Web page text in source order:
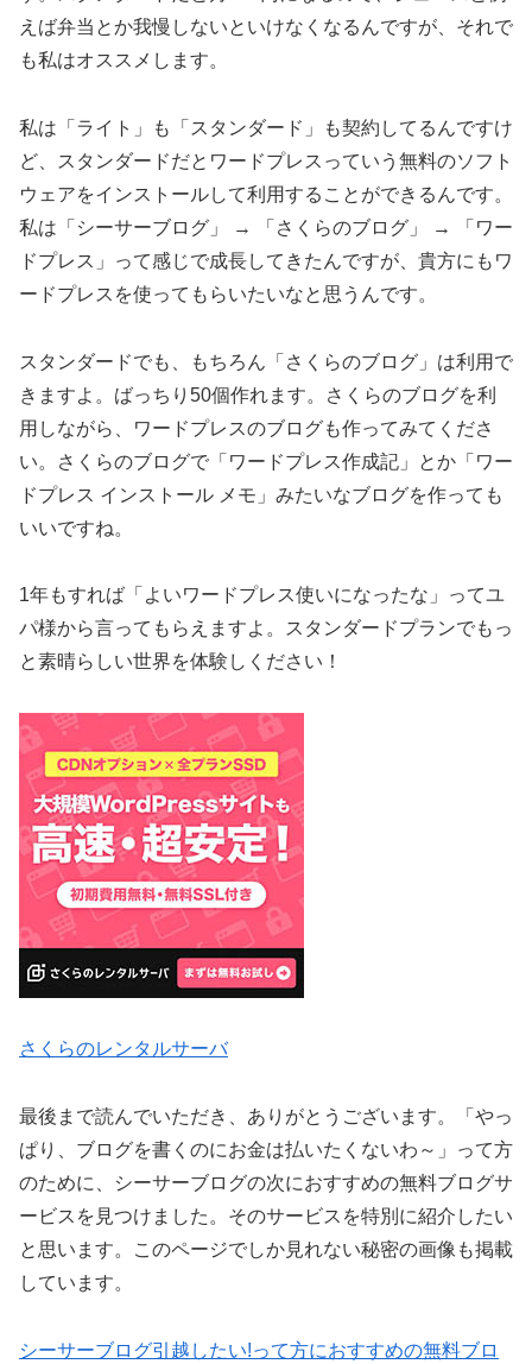
えば弁当とか我慢しないといけなくなるんですが、それで
も私はオススメします。
私は「ライト」も「スタンダード」も契約してるんですけ
ど、スタンダードだとワードプレスっていう無料のソフト
ウェアをインストールして利用することができるんです。
私は「シーサーブログ」 → 「さくらのブログ」 → 「ワー
ドプレス」って感じで成長してきたんですが、貴方にもワ
ードプレスを使ってもらいたいなと思うんです。
スタンダードでも、もちろん「さくらのブログ」は利用で
きますよ。ばっちり50個作れます。さくらのブログを利
用しながら、ワードプレスのブログも作ってみてくださ
い。さくらのブログで「ワードプレス作成記」とか「ワー
ドプレス インストール メモ」みたいなブログを作っても
いいですね。
1年もすれば「よいワードプレス使いになったな」ってユ
パ様から言ってもらえますよ。スタンダードプランでもっ
と素晴らしい世界を体験しください！
さくらのレンタルサーバ
最後まで読んでいただき、ありがとうございます。「やっ
ぱり、ブログを書くのにお金は払いたくないわ～」って方
のために、シーサーブログの次におすすめの無料ブログサ
ービスを見つけました。そのサービスを特別に紹介したい
と思います。このページでしか見れない秘密の画像も掲載
しています。
シーサーブログ引越したい!って方におすすめの無料ブロ